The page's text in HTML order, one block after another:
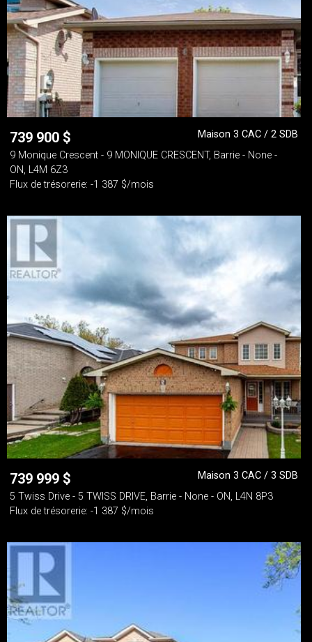
739 900 $
Maison 3 CAC / 2 SDB
9 Monique Crescent - 9 MONIQUE CRESCENT, Barrie - None -
ON, L4M 6Z3
Flux de trésorerie: -1 387 $/mois
739 999 $
Maison 3 CAC / 3 SDB
5 Twiss Drive - 5 TWISS DRIVE, Barrie - None - ON, L4N 8P3
Flux de trésorerie: -1 387 $/mois